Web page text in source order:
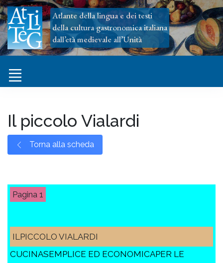
Atlante della lingua e dei testi
della cultura gastronomica italiana
dall’età medievale all’Unità
Il piccolo Vialardi
Torna alla scheda
1
ILPICCOLO VIALARDI
CUCINASEMPLICE ED ECONOMICAPER LE